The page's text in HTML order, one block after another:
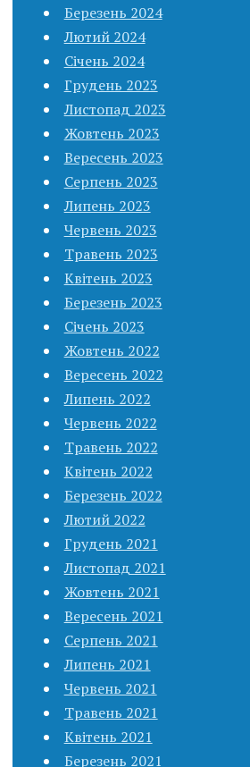
Березень 2024
Лютий 2024
Січень 2024
Грудень 2023
Листопад 2023
Жовтень 2023
Вересень 2023
Серпень 2023
Липень 2023
Червень 2023
Травень 2023
Квітень 2023
Березень 2023
Січень 2023
Жовтень 2022
Вересень 2022
Липень 2022
Червень 2022
Травень 2022
Квітень 2022
Березень 2022
Лютий 2022
Грудень 2021
Листопад 2021
Жовтень 2021
Вересень 2021
Серпень 2021
Липень 2021
Червень 2021
Травень 2021
Квітень 2021
Березень 2021